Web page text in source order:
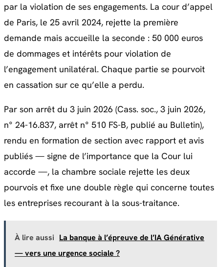
par la violation de ses engagements. La cour d’appel
de Paris, le 25 avril 2024, rejette la première
demande mais accueille la seconde : 50 000 euros
de dommages et intérêts pour violation de
l’engagement unilatéral. Chaque partie se pourvoit
en cassation sur ce qu’elle a perdu.
Par son arrêt du 3 juin 2026 (Cass. soc., 3 juin 2026,
n° 24-16.837, arrêt n° 510 FS-B, publié au Bulletin),
rendu en formation de section avec rapport et avis
publiés — signe de l’importance que la Cour lui
accorde —, la chambre sociale rejette les deux
pourvois et fixe une double règle qui concerne toutes
les entreprises recourant à la sous-traitance.
À lire aussi La banque à l’épreuve de l’IA Générative
— vers une urgence sociale ?